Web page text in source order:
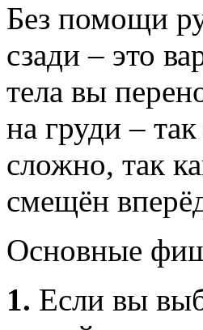
Без помощи
сзади – это
тела вы
на груди –
сложно, так
смещён
Основные
1. Если вы